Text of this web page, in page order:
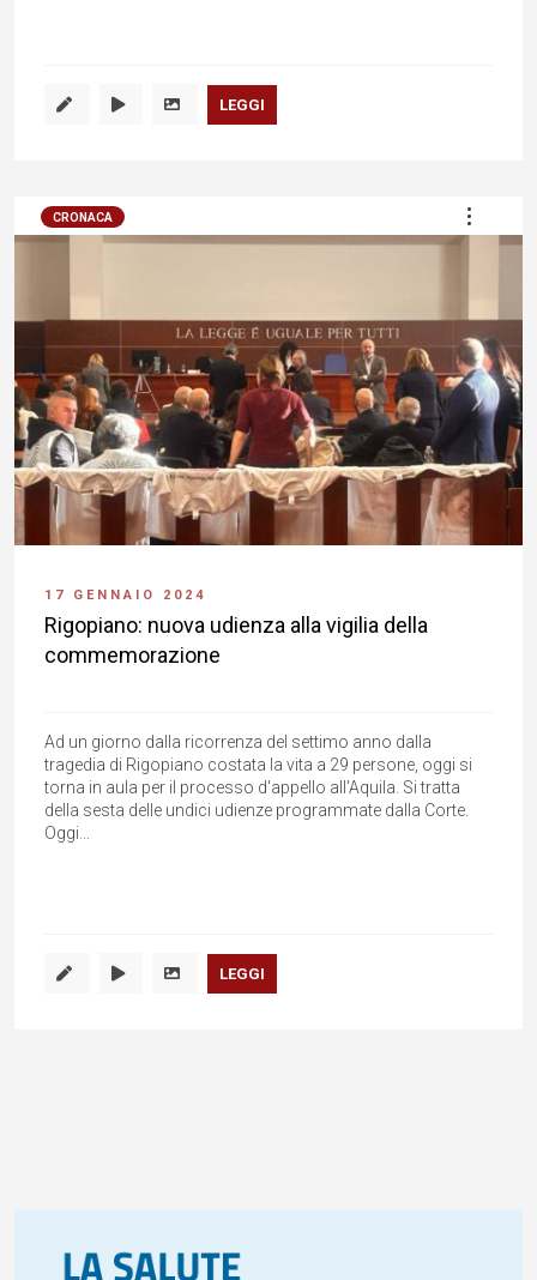
LEGGI
CRONACA
17 GENNAIO 2024
Rigopiano: nuova udienza alla vigilia della
commemorazione
Ad un giorno dalla ricorrenza del settimo anno dalla
tragedia di Rigopiano costata la vita a 29 persone, oggi si
torna in aula per il processo d'appello all'Aquila. Si tratta
della sesta delle undici udienze programmate dalla Corte.
Oggi...
LEGGI